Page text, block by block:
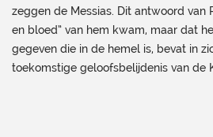
zeggen de Messias. Dit antwoord van
en bloed” van hem kwam, maar dat
gegeven die in de hemel is, bevat in
toekomstige geloofsbelijdenis van de